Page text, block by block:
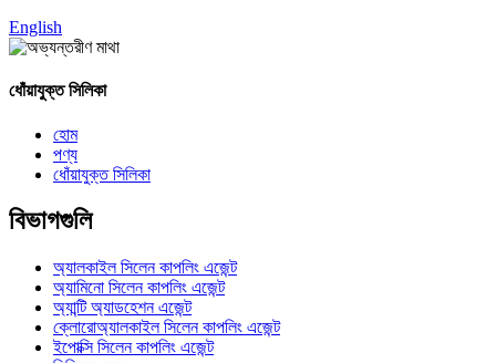
English
ধোঁয়াযুক্ত সিলিকা
হোম
পণ্য
ধোঁয়াযুক্ত সিলিকা
বিভাগগুলি
অ্যালকাইল সিলেন কাপলিং এজেন্ট
অ্যামিনো সিলেন কাপলিং এজেন্ট
অ্যান্টি অ্যাডহেশন এজেন্ট
ক্লোরোঅ্যালকাইল সিলেন কাপলিং এজেন্ট
ইপোক্সি সিলেন কাপলিং এজেন্ট